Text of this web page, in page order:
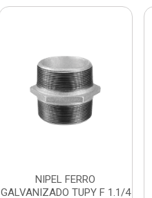
NIPEL FERRO
GALVANIZADO TUPY F 1.1/4